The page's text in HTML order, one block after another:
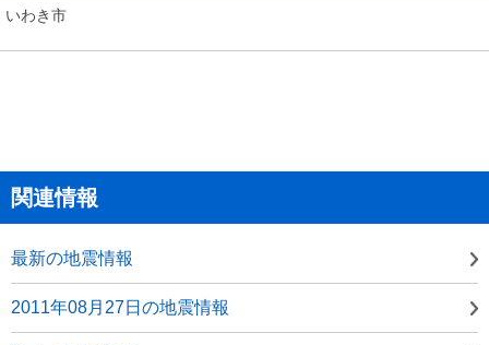
いわき市
関連情報
最新の地震情報
2011年08月27日の地震情報